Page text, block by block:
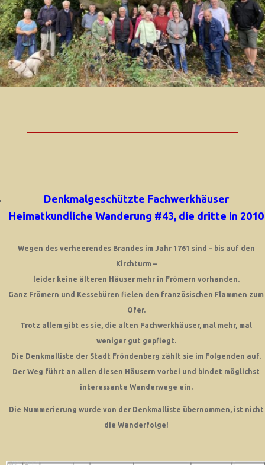
Denkmalgeschützte Fachwerkhäuser
Heimatkundliche Wanderung #43, die dritte in 2010
Wegen des verheerendes Brandes im Jahr 1761 sind – bis auf den
Kirchturm –
leider keine älteren Häuser mehr in Frömern vorhanden.
Ganz Frömern und Kessebüren fielen den französischen Flammen zum
Ofer.
Trotz allem gibt es sie, die alten Fachwerkhäuser, mal mehr, mal
weniger gut gepflegt.
Die Denkmalliste der Stadt Fröndenberg zählt sie im Folgenden auf.
Der Weg führt an allen diesen Häusern vorbei und bindet möglichst
interessante Wanderwege ein.
Die Nummerierung wurde von der Denkmalliste übernommen, ist nicht
die Wanderfolge!